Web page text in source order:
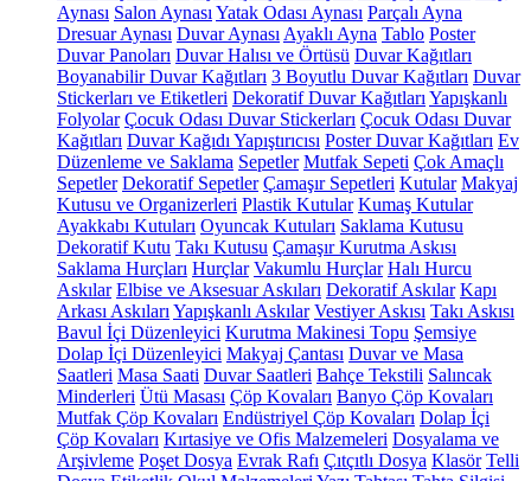
Aynası Salon Aynası Yatak Odası Aynası Parçalı Ayna
Dresuar Aynası Duvar Aynası Ayaklı Ayna Tablo Poster
Duvar Panoları Duvar Halısı ve Örtüsü Duvar Kağıtları
Boyanabilir Duvar Kağıtları 3 Boyutlu Duvar Kağıtları Duvar
Stickerları ve Etiketleri Dekoratif Duvar Kağıtları Yapışkanlı
Folyolar Çocuk Odası Duvar Stickerları Çocuk Odası Duvar
Kağıtları Duvar Kağıdı Yapıştırıcısı Poster Duvar Kağıtları Ev
Düzenleme ve Saklama Sepetler Mutfak Sepeti Çok Amaçlı
Sepetler Dekoratif Sepetler Çamaşır Sepetleri Kutular Makyaj
Kutusu ve Organizerleri Plastik Kutular Kumaş Kutular
Ayakkabı Kutuları Oyuncak Kutuları Saklama Kutusu
Dekoratif Kutu Takı Kutusu Çamaşır Kurutma Askısı
Saklama Hurçları Hurçlar Vakumlu Hurçlar Halı Hurcu
Askılar Elbise ve Aksesuar Askıları Dekoratif Askılar Kapı
Arkası Askıları Yapışkanlı Askılar Vestiyer Askısı Takı Askısı
Bavul İçi Düzenleyici Kurutma Makinesi Topu Şemsiye
Dolap İçi Düzenleyici Makyaj Çantası Duvar ve Masa
Saatleri Masa Saati Duvar Saatleri Bahçe Tekstili Salıncak
Minderleri Ütü Masası Çöp Kovaları Banyo Çöp Kovaları
Mutfak Çöp Kovaları Endüstriyel Çöp Kovaları Dolap İçi
Çöp Kovaları Kırtasiye ve Ofis Malzemeleri Dosyalama ve
Arşivleme Poşet Dosya Evrak Rafı Çıtçıtlı Dosya Klasör Telli